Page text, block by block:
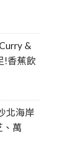
&
!香蕉飲
北海岸
、萬